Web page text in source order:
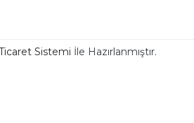
Sistemi İle Hazırlanmıştır.